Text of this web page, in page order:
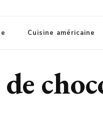
Cuisine américaine